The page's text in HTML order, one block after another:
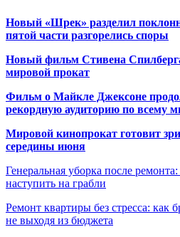
Новый «Шрек» разделил
пятой части разгорелись споры
Новый фильм Стивена
мировой прокат
Фильм о Майкле Джексоне
рекордную аудиторию по всему
Мировой кинопрокат готовит
середины июня
Генеральная уборка после
наступить на грабли
Ремонт квартиры без стресса: как
не выходя из бюджета